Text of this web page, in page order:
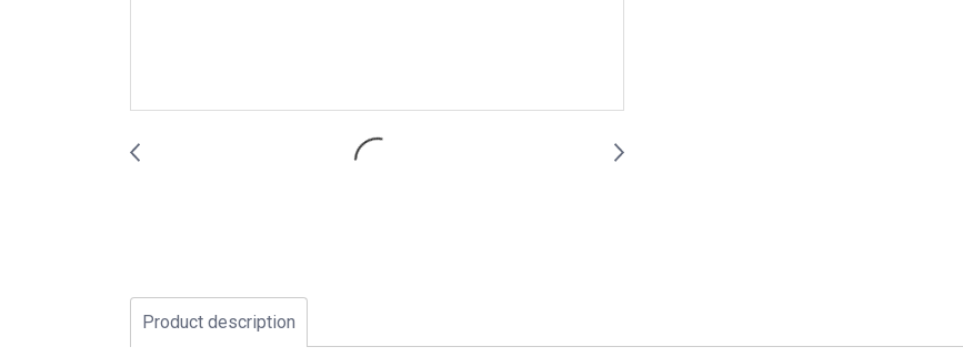
Product description